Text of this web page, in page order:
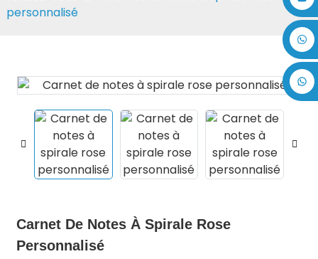
personnalisé
Carnet De Notes À Spirale Rose
Personnalisé